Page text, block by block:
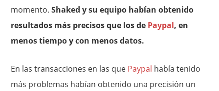
momento.Shaked y su equipo habían obtenido
resultados más precisos que los de Paypal, en
menos tiempo y con menos datos.
En las transacciones en las que Paypal había tenido
más problemas habían obtenido una precisión un